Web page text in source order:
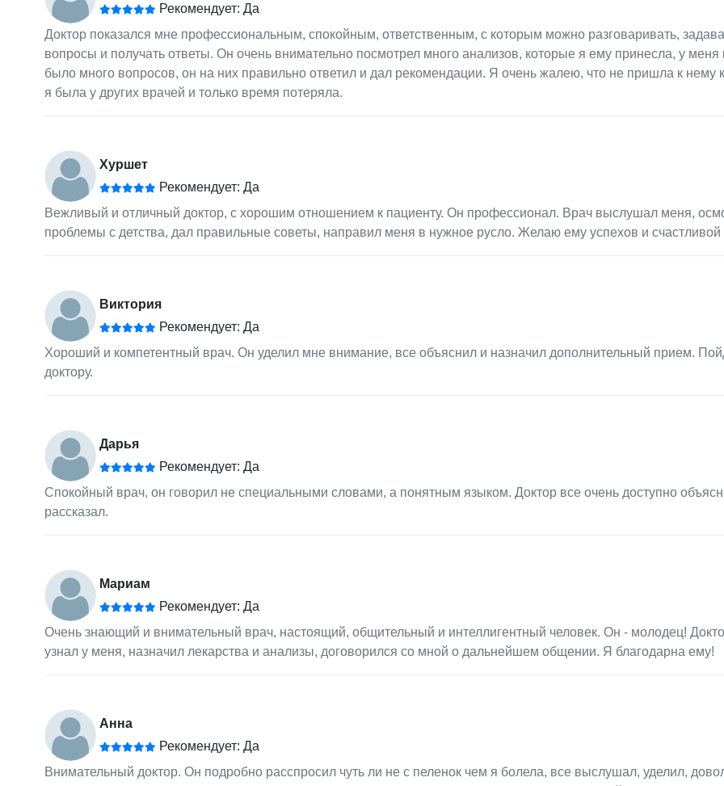
Рекомендует: Да
Доктор показался мне профессиональным, спокойным, ответственным, с которым можно разговаривать,
вопросы и получать ответы. Он очень внимательно посмотрел много анализов, которые я ему принесла, у меня
было много вопросов, он на них правильно ответил и дал рекомендации. Я очень жалею, что не пришла к нему
я была у других врачей и только время потеряла.
Хуршет
Рекомендует: Да
Вежливый и отличный доктор, с хорошим отношением к пациенту. Он профессионал. Врач выслушал меня,
проблемы с детства, дал правильные советы, направил меня в нужное русло. Желаю ему успехов и счастливой
Виктория
Рекомендует: Да
Хороший и компетентный врач. Он уделил мне внимание, все объяснил и назначил дополнительный прием.
доктору.
Дарья
Рекомендует: Да
Спокойный врач, он говорил не специальными словами, а понятным языком. Доктор все очень доступно
рассказал.
Мариам
Рекомендует: Да
Очень знающий и внимательный врач, настоящий, общительный и интеллигентный человек. Он - молодец!
узнал у меня, назначил лекарства и анализы, договорился со мной о дальнейшем общении. Я благодарна ему!
Анна
Рекомендует: Да
Внимательный доктор. Он подробно расспросил чуть ли не с пеленок чем я болела, все выслушал, уделил,